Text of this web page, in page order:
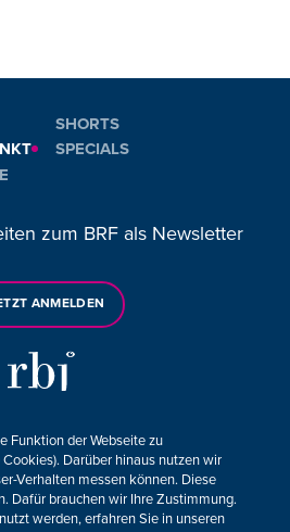
SHORTS
SPECIALS
zum BRF als Newsletter
ANMELDEN
oder Anmerkungen?
SIE UNS!
Funktion der Webseite zu
Darüber hinaus nutzen wir
Verhalten messen können. Diese
Dafür brauchen wir Ihre Zustimmung.
werden, erfahren Sie in unseren